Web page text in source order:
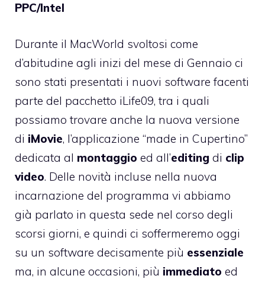
PPC/Intel
Durante il MacWorld svoltosi come
d’abitudine agli inizi del mese di Gennaio ci
sono stati presentati i nuovi software facenti
parte del pacchetto iLife09, tra i quali
possiamo trovare anche la nuova versione
di iMovie, l’applicazione “made in Cupertino”
dedicata al montaggio ed all’editing di clip
video. Delle novità incluse nella nuova
incarnazione del programma vi abbiamo
già parlato in questa sede nel corso degli
scorsi giorni, e quindi ci soffermeremo oggi
su un software decisamente più essenziale
ma, in alcune occasioni, più immediato ed